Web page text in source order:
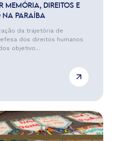
MEMÓRIA, DIREITOS E
NA PARAÍBA
da trajetória de
dos direitos humanos
objetivo...